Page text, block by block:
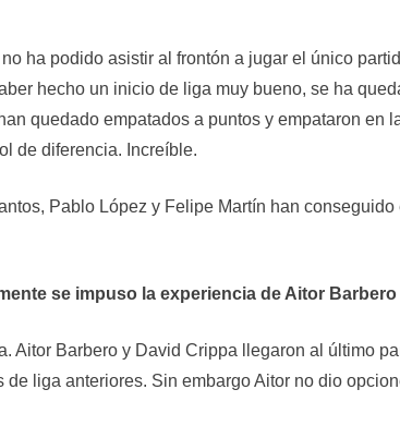
ha podido asistir al frontón a jugar el único
hecho un inicio de liga muy bueno, se ha
quedado empatados a puntos y empataron en
de diferencia. Increíble.
Pablo López y Felipe Martín han
se impuso la experiencia de Aitor Barbero
Aitor Barbero y David Crippa llegaron al último
liga anteriores. Sin embargo Aitor no dio